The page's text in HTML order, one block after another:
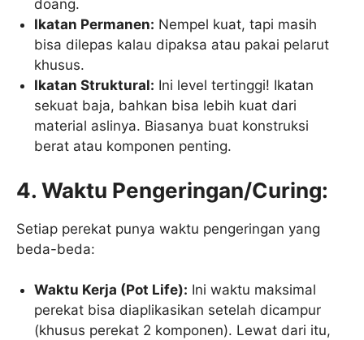
doang.
Ikatan Permanen: Nempel kuat, tapi masih
bisa dilepas kalau dipaksa atau pakai pelarut
khusus.
Ikatan Struktural: Ini level tertinggi! Ikatan
sekuat baja, bahkan bisa lebih kuat dari
material aslinya. Biasanya buat konstruksi
berat atau komponen penting.
4. Waktu Pengeringan/Curing:
Setiap perekat punya waktu pengeringan yang
beda-beda:
Waktu Kerja (Pot Life): Ini waktu maksimal
perekat bisa diaplikasikan setelah dicampur
(khusus perekat 2 komponen). Lewat dari itu,